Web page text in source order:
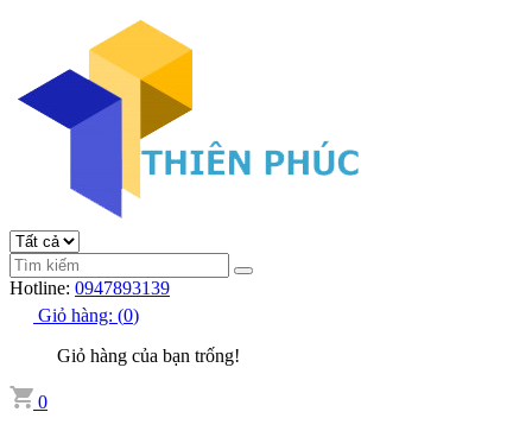
Hotline: 0947893139
Giỏ hàng: (0)
Giỏ hàng của bạn trống!
0